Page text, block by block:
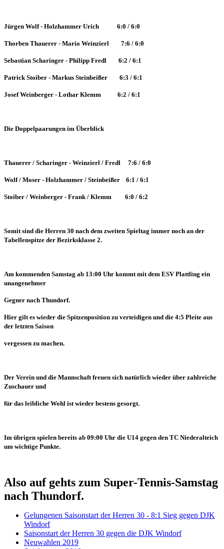
Jürgen Wolf - Holzhammer Urich 6:0 / 6:0
Thorben Thauerer - Mario Weinzierl 7:6 / 6:0
Sebastian Scharinger - Philipp Fredl 6:2 / 6:1
Patrick Stoiber - Markus Steinbeißer 6:3 / 6:1
Josef Weinberger - Lothar Klemm 6:2 / 6:1
Die Doppelpaarungen im Überblick
Thauerer / Scharinger - Weinzierl / Fredl 7:6 / 6:0
Wolf / Moser - Holzhammer / Steinbeißer 6:1 / 6:1
Stoiber / Weinberger - Frank / Klemm 6:0 / 6:2
Somit sind die Herren 30 nach dem zweiten Spieltag immer noch an der
Tabellenspitze der Bezirksklasse 2.
Am kommenden Samstag ab 13:00 Uhr kommt mit dem ESV Plattling ein
unangenehmer
Gegner nach Thundorf.
Hier gilt es wieder die Spitzenposition zu verteidigen und die 4:5 Pleite aus
der letzten Saison
vergessen zu machen.
Der Verein und die Mannschaft freuen sich natürlich wieder über zahlreiche
Zuschauer und
für das leibliche Wohl ist wieder bestens gesorgt.
Im übrigen spielen bereits ab 09:00 Uhr die U14 gegen den TC Niederalteich
um wichtige Punkte.
Also auf gehts zum Super-Tennis-Samstag
nach Thundorf.
Gelungenen Saisonstart der Herren 30 - 8:1 Sieg gegen DJK
Windorf
Saisonstart der Herren 30 gegen die DJK Windorf
Neuwahlen 2019